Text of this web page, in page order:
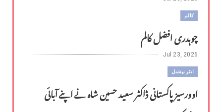
کالم
چوہدری افضل کالم
Jul 23, 2026
انٹر نیشنل
اوورسیز پاکستانی ڈاکٹر سعید حسین شاہ نے اپنے آبائی